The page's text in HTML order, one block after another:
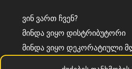
ᲕᲘᲜ ᲕᲐᲠᲗ ᲩᲕᲔᲜ?
ᲛᲘᲜᲓᲐ ᲕᲘᲧᲝ ᲓᲘᲡᲢᲠᲘᲑᲣᲢᲝᲠᲘ
ᲛᲘᲜᲓᲐ ᲕᲘᲧᲝ ᲓᲔᲙᲝᲠᲐᲢᲘᲣᲚᲘ